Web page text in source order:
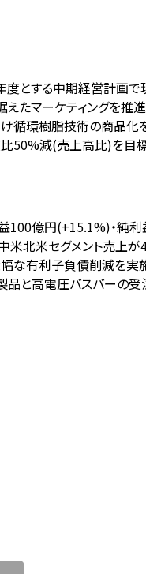
とする中期経営計画
たマーケティングを推
循環樹脂技術の商品化
減(売上高比)を目標
億円(+15.1%)・純
北米セグメント売上
有利子負債削減を実
高電圧バスバーの受